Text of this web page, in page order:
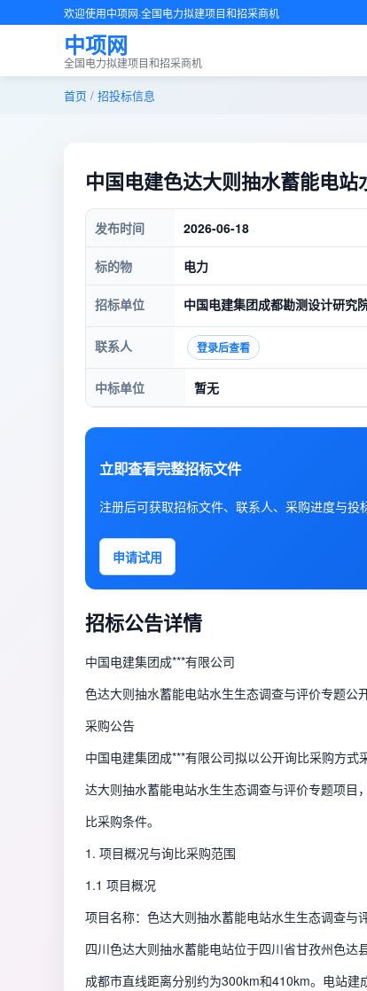
欢迎使用中项网·全国电力拟建项目和招采商机
中项网
全国电力拟建项目和招采商机
首页 / 招投标信息
中国电建色达大则抽水蓄能电
发布时间 2026-06-18
标的物 电力
招标单位 中国电建集团成都勘测设计研究
联系人 登录后查看
中标单位 暂无
立即查看完整招标文件
注册后可获取招标文件、联系人、采购进度与投
申请试用
招标公告详情
中国电建集团成***有限公司
色达大则抽水蓄能电站水生生态调查与评价专题公
采购公告
中国电建集团成***有限公司拟以公开询比采购方式
达大则抽水蓄能电站水生生态调查与评价专题项目
比采购条件。
1. 项目概况与询比采购范围
1.1 项目概况
项目名称：色达大则抽水蓄能电站水生生态调查与
四川色达大则抽水蓄能电站位于四川省甘孜州色达
成都市直线距离分别约为300km和410km。电站建